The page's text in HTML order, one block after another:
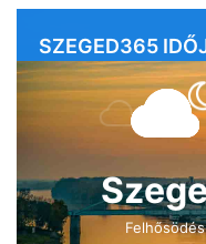
SZEGED365
Felhősödés